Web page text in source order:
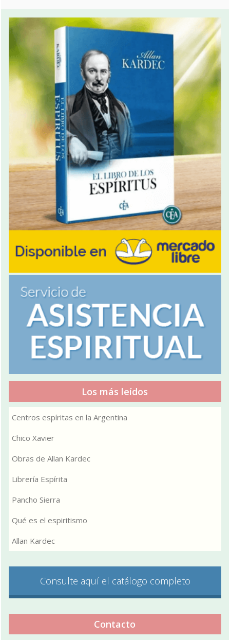
Los más leídos
Centros espíritas en la Argentina
Chico Xavier
Obras de Allan Kardec
Librería Espírita
Pancho Sierra
Qué es el espiritismo
Allan Kardec
Consulte aquí el catálogo completo
Contacto